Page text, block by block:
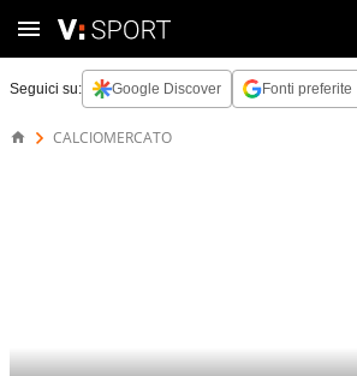
Seguici su: Google Discover Fonti preferite
CALCIOMERCATO